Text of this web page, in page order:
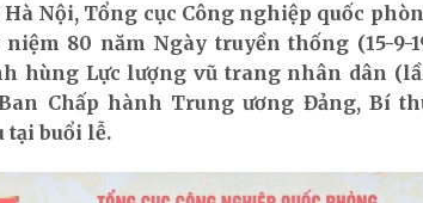
Hà Nội, Tổng cục Công nghiệp quốc
80 năm Ngày truyền thống (15-9-
hùng Lực lượng vũ trang nhân dân
Chấp hành Trung ương Đảng, Bí
tại buổi lễ.